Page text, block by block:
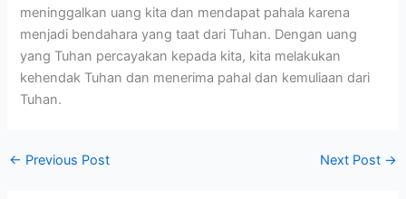
meninggalkan uang kita dan mendapat pahala karena
menjadi bendahara yang taat dari Tuhan. Dengan uang
yang Tuhan percayakan kepada kita, kita melakukan
kehendak Tuhan dan menerima pahal dan kemuliaan dari
Tuhan.
← Previous Post Next Post →